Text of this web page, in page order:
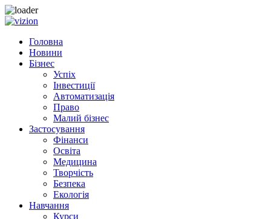
Skip to content
Головна
Новини
Бізнес
Успіх
Інвестиції
Автоматизація
Право
Малий бізнес
Застосування
Фінанси
Освіта
Медицина
Творчість
Безпека
Екологія
Навчання
Курси